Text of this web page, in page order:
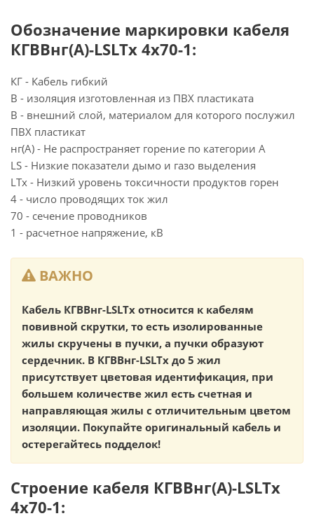
Обозначение маркировки кабеля
КГВВнг(А)-LSLTx 4х70-1:
КГ - Кабель гибкий
В - изоляция изготовленная из ПВХ пластиката
В - внешний слой, материалом для которого послужил
ПВХ пластикат
нг(А) - Не распространяет горение по категории А
LS - Низкие показатели дымо и газо выделения
LTx - Низкий уровень токсичности продуктов горен
4 - число проводящих ток жил
70 - сечение проводников
1 - расчетное напряжение, кВ
ВАЖНО
Кабель КГВВнг-LSLTx относится к кабелям
повивной скрутки, то есть изолированные
жилы скручены в пучки, а пучки образуют
сердечник. В КГВВнг-LSLTx до 5 жил
присутствует цветовая идентификация, при
большем количестве жил есть счетная и
направляющая жилы с отличительным цветом
изоляции. Покупайте оригинальный кабель и
остерегайтесь подделок!
Строение кабеля КГВВнг(А)-LSLTx
4х70-1: